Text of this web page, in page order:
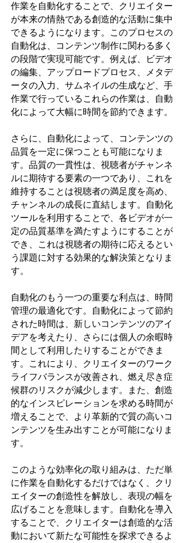
作業を自動化することで、クリエイター
が本来の情熱である創造的な活動に集中
できるようになります。このプロセスの
自動化は、コンテンツ制作に関わる多く
の段階で実現可能です。例えば、ビデオ
の編集、アップロードプロセス、メタデ
ータの入力、サムネイルの生成など、手
作業で行っているこれらの作業は、自動
化によって大幅に時間を節約できます。
さらに、自動化によって、コンテンツの
品質を一定に保つことも可能になりま
す。品質の一貫性は、視聴者がチャンネ
ルに期待する要素の一つであり、これを
維持することは視聴者の満足度を高め、
チャンネルの成長に直結します。自動化
ツールを利用することで、各ビデオが一
定の品質基準を満たすようにすることが
でき、これは視聴者の期待に応えるとい
う課題に対する効果的な解決策となりま
す。
自動化のもう一つの重要な利点は、時間
管理の最適化です。自動化によって節約
された時間は、新しいコンテンツのアイ
デアを考えたり、さらには個人の余暇時
間として利用したりすることができま
す。これにより、クリエイターのワーク
ライフバランスが改善され、燃え尽き症
候群のリスクが減少します。また、創造
的なインスピレーションを求める時間が
増えることで、より革新的で質の高いコ
ンテンツを生み出すことが可能になりま
す。
このような効率化の取り組みは、ただ単
に作業を自動化するだけではなく、クリ
エイターの創造性を解放し、表現の幅を
広げることを意味します。自動化を導入
することで、クリエイターは創造的な活
動において新たな可能性を探求できるよ